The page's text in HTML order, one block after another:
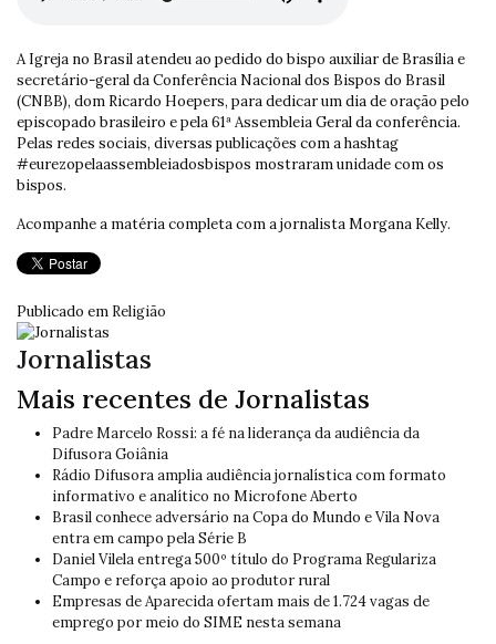
A Igreja no Brasil atendeu ao pedido do bispo auxiliar de Brasília e
secretário-geral da Conferência Nacional dos Bispos do Brasil
(CNBB), dom Ricardo Hoepers, para dedicar um dia de oração pelo
episcopado brasileiro e pela 61ª Assembleia Geral da conferência.
Pelas redes sociais, diversas publicações com a hashtag
#eurezopelaassembleiadosbispos mostraram unidade com os
bispos.
Acompanhe a matéria completa com a jornalista Morgana Kelly.
Publicado em Religião
Jornalistas
Mais recentes de Jornalistas
Padre Marcelo Rossi: a fé na liderança da audiência da
Difusora Goiânia
Rádio Difusora amplia audiência jornalística com formato
informativo e analítico no Microfone Aberto
Brasil conhece adversário na Copa do Mundo e Vila Nova
entra em campo pela Série B
Daniel Vilela entrega 500º título do Programa Regulariza
Campo e reforça apoio ao produtor rural
Empresas de Aparecida ofertam mais de 1.724 vagas de
emprego por meio do SIME nesta semana